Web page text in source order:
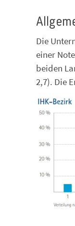
Die
einer
beiden
2,7). Die